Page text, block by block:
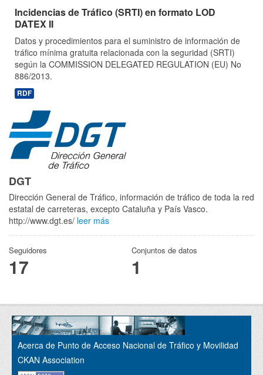
Incidencias de Tráfico (SRTI) en formato LOD
DATEX II
Datos y procedimientos para el suministro de información de
tráfico mínima gratuita relacionada con la seguridad (SRTI)
según la COMMISSION DELEGATED REGULATION (EU) No
886/2013.
RDF
DGT
Dirección General de Tráfico, información de tráfico de toda la red
estatal de carreteras, excepto Cataluña y País Vasco.
http://www.dgt.es/ leer más
Seguidores
17
Conjuntos de datos
1
Acerca de Punto de Acceso Nacional de Tráfico y Movilidad
CKAN Association